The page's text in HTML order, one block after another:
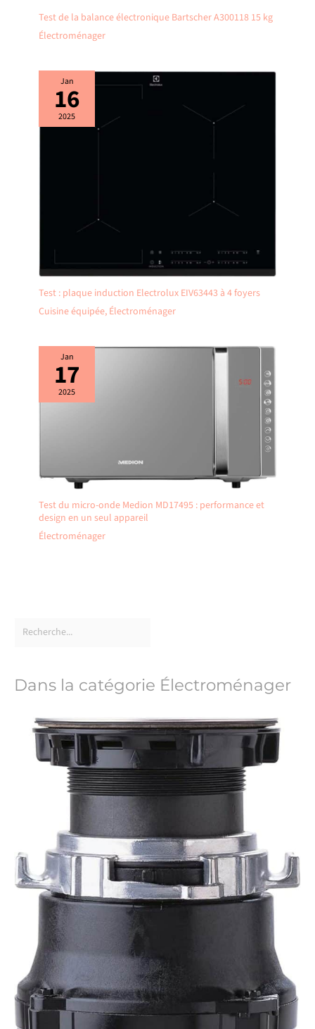
Test de la balance électronique Bartscher A300118 15 kg
Électroménager
Jan
16
2025
Test : plaque induction Electrolux EIV63443 à 4 foyers
Cuisine équipée, Électroménager
Jan
17
2025
Test du micro-onde Medion MD17495 : performance et
design en un seul appareil
Électroménager
Dans la catégorie Électroménager